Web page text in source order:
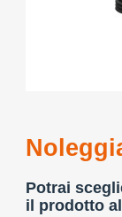
Potrai
il prodotto